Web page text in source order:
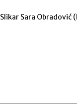
Slikar Sara Obradović